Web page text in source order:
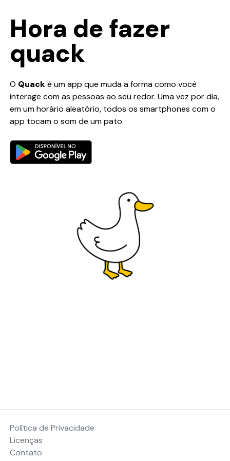
Hora de fazer
quack
O Quacké um app que muda a forma como você
interage com as pessoas ao seu redor. Uma vez por dia,
em um horário aleatório, todos os smartphones com o
app tocam o som de um pato.
Política de Privacidade
Licenças
Contato